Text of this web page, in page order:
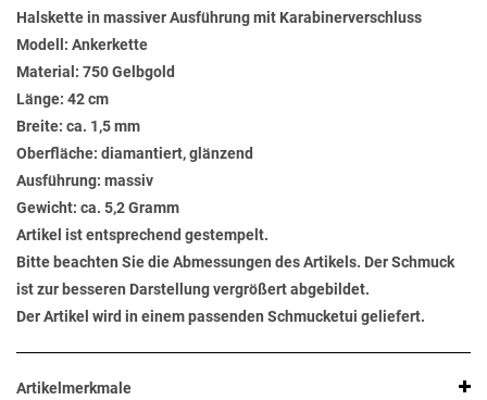
Halskette in massiver Ausführung mit Karabinerverschluss
Modell: Ankerkette
Material: 750 Gelbgold
Länge: 42 cm
Breite: ca. 1,5 mm
Oberfläche: diamantiert, glänzend
Ausführung: massiv
Gewicht: ca. 5,2 Gramm
Artikel ist entsprechend gestempelt.
Bitte beachten Sie die Abmessungen des Artikels. Der Schmuck
ist zur besseren Darstellung vergrößert abgebildet.
Der Artikel wird in einem passenden Schmucketui geliefert.
Artikelmerkmale